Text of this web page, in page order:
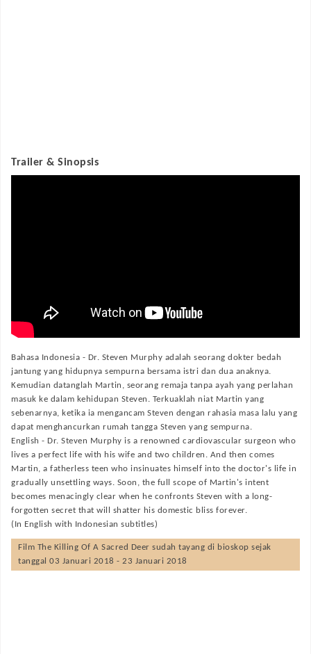
Trailer & Sinopsis
Bahasa Indonesia - Dr. Steven Murphy adalah seorang dokter bedah
jantung yang hidupnya sempurna bersama istri dan dua anaknya.
Kemudian datanglah Martin, seorang remaja tanpa ayah yang perlahan
masuk ke dalam kehidupan Steven. Terkuaklah niat Martin yang
sebenarnya, ketika ia mengancam Steven dengan rahasia masa lalu yang
dapat menghancurkan rumah tangga Steven yang sempurna.
English - Dr. Steven Murphy is a renowned cardiovascular surgeon who
lives a perfect life with his wife and two children. And then comes
Martin, a fatherless teen who insinuates himself into the doctor's life in
gradually unsettling ways. Soon, the full scope of Martin's intent
becomes menacingly clear when he confronts Steven with a long-
forgotten secret that will shatter his domestic bliss forever.
(In English with Indonesian subtitles)
Film The Killing Of A Sacred Deer sudah tayang di bioskop sejak
tanggal 03 Januari 2018 - 23 Januari 2018